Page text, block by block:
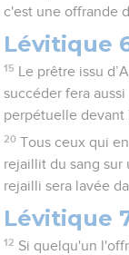
c'est une offrande
Lévitique
15
Le prêtre issu
succéder fera
perpétuelle devant
20 Tous ceux qui
rejaillit du sang sur
rejailli sera lavée
Lévitique
12 Si quelqu'un